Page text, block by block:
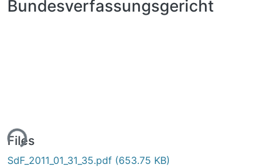
Bundesverfassungsgericht
Files
SdF_2011_01_31_35.pdf (653.75 KB)